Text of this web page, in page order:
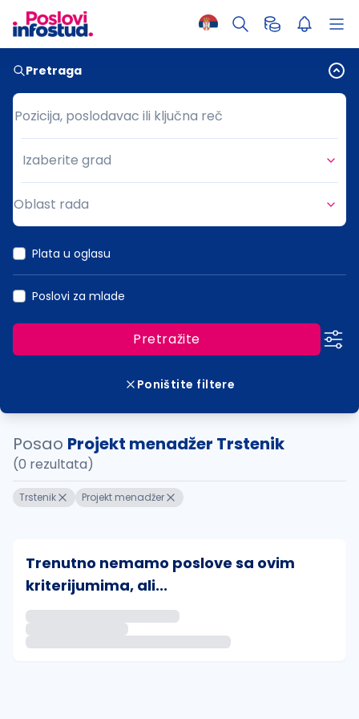
Pretraga
Pozicija, poslodavac ili ključna reč
Pozicija, poslodavac ili ključna reč
Grad
Izaberite grad
Oblast rada
Plata u oglasu
Poslovi za mlade
Pretražite
Poništite filtere
Posao Projekt menadžer Trstenik
(0 rezultata)
Trstenik Projekt menadžer
Trenutno nemamo poslove sa ovim
kriterijumima, ali...